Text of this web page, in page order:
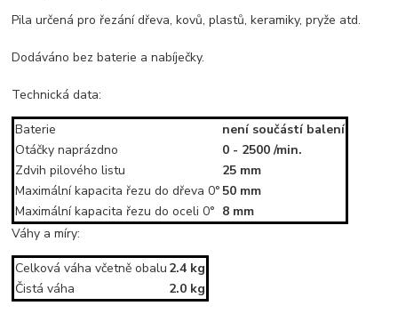
Pila určená pro řezání dřeva, kovů, plastů, keramiky, pryže atd.
Dodáváno bez baterie a nabíječky.
Technická data:
Baterie
není součástí balení
Otáčky naprázdno
0 - 2500 /min.
Zdvih pilového listu
25 mm
Maximální kapacita řezu do dřeva 0° 50 mm
Maximální kapacita řezu do oceli 0° 8 mm
Váhy a míry:
Celková váha včetně obalu 2.4 kg
Čistá váha
2.0 kg